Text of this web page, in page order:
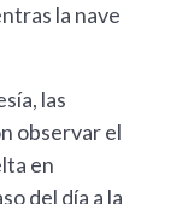
la nave
las
observar el
en
del día a la